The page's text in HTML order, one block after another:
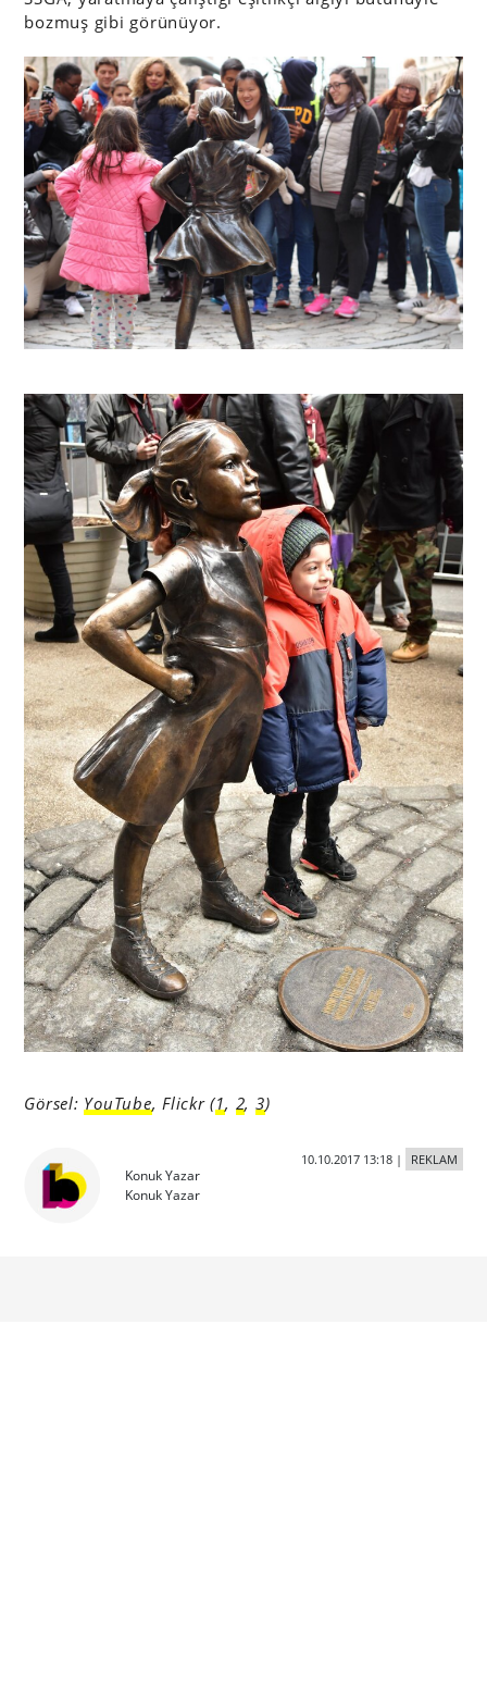
bozmuş gibi görünüyor.
Görsel: YouTube, Flickr (1, 2, 3)
Konuk Yazar
Konuk Yazar
10.10.2017 13:18| REKLAM